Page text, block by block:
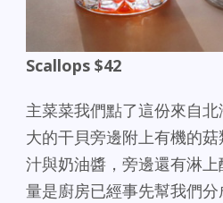
Scallops $42
主菜菜我們點了這份來自
大的干貝旁邊附上有機的
汁與奶油醬，旁邊還有淋
量是廚房已經事先幫我們分